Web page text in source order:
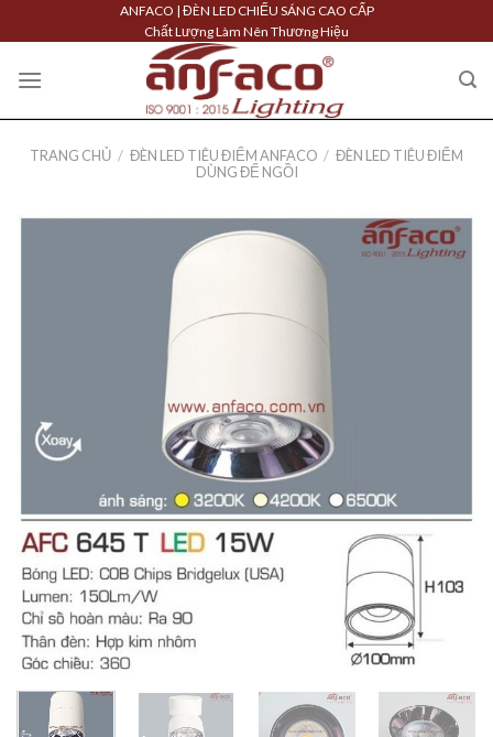
to
content
ANFACO | ĐÈN LED CHIẾU SÁNG CAO CẤP
Chất Lượng Làm Nên Thương Hiệu
TRANG CHỦ / ĐÈN LED TIÊU ĐIỂM ANFACO / ĐÈN LED TIÊU ĐIỂM
DÙNG ĐẾ NGỒI